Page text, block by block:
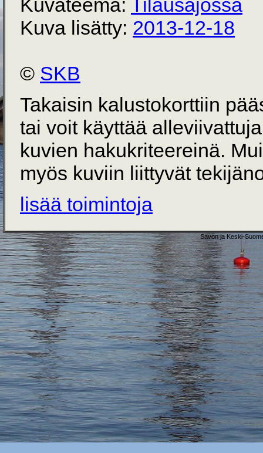
Kuvateema: Tilausajossa
Kuva lisätty: 2013-12-18
© SKB
Takaisin kalustokorttiin
tai voit käyttää
kuvien hakukriteereinä.
myös kuviin liittyvät
lisää toimintoja
Savon ja Keski-